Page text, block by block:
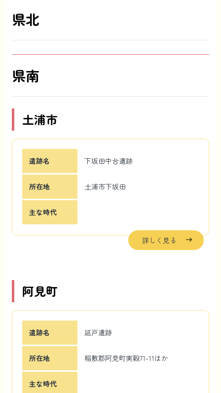
県北
県南
土浦市
遺跡名 下坂田中台遺跡
所在地 土浦市下坂田
主な時代
詳しく見る
阿見町
遺跡名 延戸遺跡
所在地 稲敷郡阿見町実穀71-11ほか
主な時代